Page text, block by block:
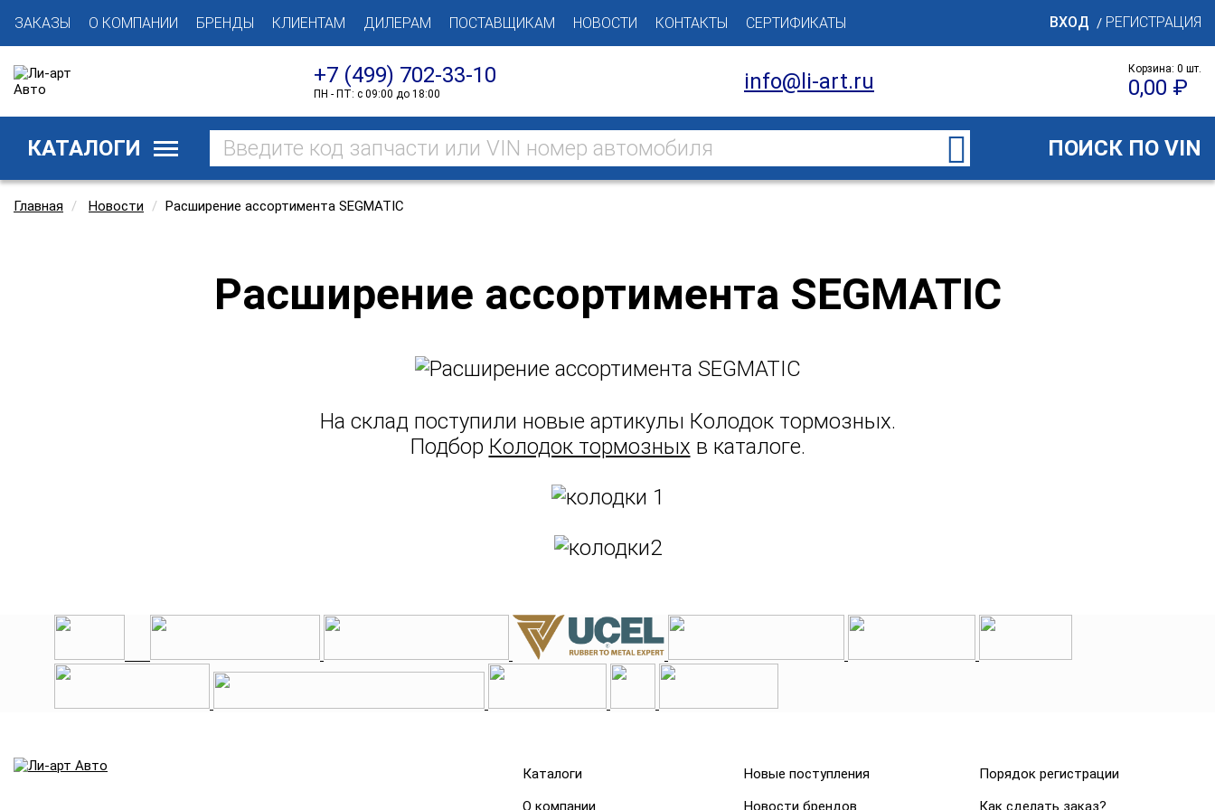
ЗАКАЗЫ О КОМПАНИИ БРЕНДЫ КЛИЕНТАМ ДИЛЕРАМ ПОСТАВЩИКАМ НОВОСТИ КОНТАКТЫ СЕРТИФИКАТЫ ВХОД / РЕГИСТРАЦИЯ
+7 (499) 702-33-10
ПН - ПТ: с 09:00 до 18:00 info@li-art.ru Корзина: 0 шт.
0,00 ₽
КАТАЛОГИ ПОИСК ПО VIN
Главная Новости Расширение ассортимента SEGMATIC
Расширение ассортимента SEGMATIC
На склад поступили новые артикулы Колодок тормозных.
Подбор Колодок тормозных в каталоге.
Каталоги
О компании
Новые поступления
Новости брендов
Порядок регистрации
Как сделать заказ?